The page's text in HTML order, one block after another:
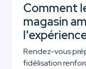
Comment
magasin
Rendez-vous
fidélisation